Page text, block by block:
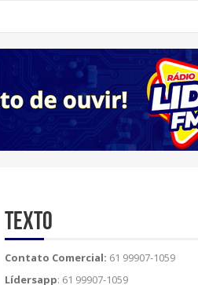
Texto
Contato Comercial: 61 99907-1059
Lídersapp: 61 99907-1059